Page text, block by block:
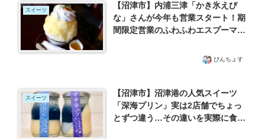
スイーツ
【沼津市】内浦三津「かき氷えび
な」さんが今年も営業スタート！期
間限定営業のふわふわエスプーマか
ぴんちょす
スイーツ
【沼津市】沼津港の人気スイーツ
「深海プリン」実は2店舗でちょっ
とずつ違う…その違いを実際に食べ